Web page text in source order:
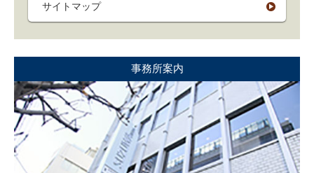
サイトマップ
事務所案内